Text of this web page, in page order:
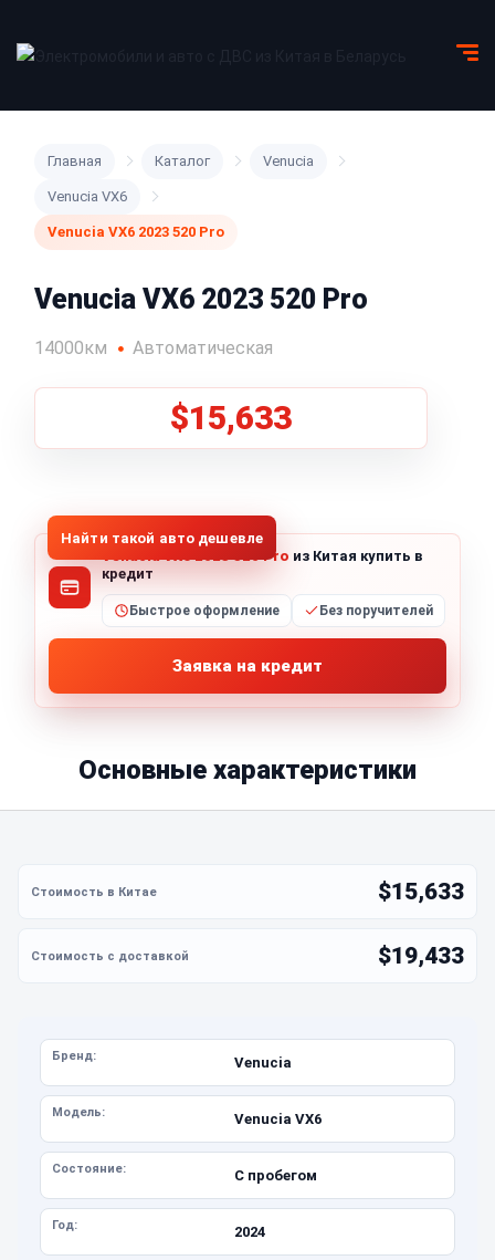
Главная Каталог Venucia
Venucia VX6
Venucia VX6 2023 520 Pro
Venucia VX6 2023 520 Pro
14000км Автоматическая
$15,633
Найти такой авто дешевле
Venucia VX6 2023 520 Pro из Китая купить в
кредит
Быстрое оформление Без поручителей
Заявка на кредит
Основные характеристики
$15,633
$19,433
Бренд: Venucia
Модель: Venucia VX6
Состояние: С пробегом
Год: 2024